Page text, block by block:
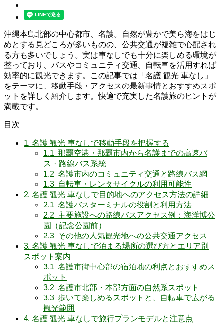
沖縄本島北部の中心都市、名護。自然が豊かで美ら海をはじ
めとする見どころが多いものの、公共交通が複雑で心配され
る方も多いでしょう。実は車なしでも十分に楽しめる環境が
整っており、バスやコミュニティ交通、自転車を活用すれば
効率的に観光できます。この記事では「名護 観光 車なし」
をテーマに、移動手段・アクセスの最新事情とおすすめスポ
ットを詳しく紹介します。快適で充実した名護旅のヒントが
満載です。
目次
1. 名護 観光 車なしで移動手段を把握する
1.1. 那覇空港・那覇市内から名護までの高速バ
ス・路線バス系統
1.2. 名護市内のコミュニティ交通と路線バス網
1.3. 自転車・レンタサイクルの利用可能性
2. 名護 観光 車なしで目的地へのアクセス方法の詳細
2.1. 名護バスターミナルの役割と利用方法
2.2. 主要施設への路線バスアクセス例：海洋博公
園（記念公園前）
2.3. その他の人気観光地への公共交通アクセス
3. 名護 観光 車なしで泊まる場所の選び方とエリア別
スポット案内
3.1. 名護市街中心部の宿泊地の利点とおすすめス
ポット
3.2. 名護市北部・本部方面の自然系スポット
3.3. 歩いて楽しめるスポットと、自転車で広がる
観光範囲
4. 名護 観光 車なしで旅行プランモデルと注意点